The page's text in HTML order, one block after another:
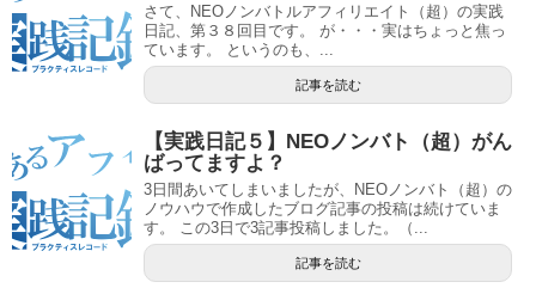
さて、NEOノンバトルアフィリエイト（超）の実践
日記、第３８回目です。 が・・・実はちょっと焦っ
ています。 というのも、...
記事を読む
【実践日記５】NEOノンバト（超）がん
ばってますよ？
3日間あいてしまいましたが、NEOノンバト（超）の
ノウハウで作成したブログ記事の投稿は続けていま
す。 この3日で3記事投稿しました。（...
記事を読む